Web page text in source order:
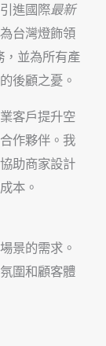
進國際最新
台灣燈飾領
並為所有產
後顧之憂。
客戶提升空
作夥伴。我
助商家設計
本。
景的需求。
圍和顧客體